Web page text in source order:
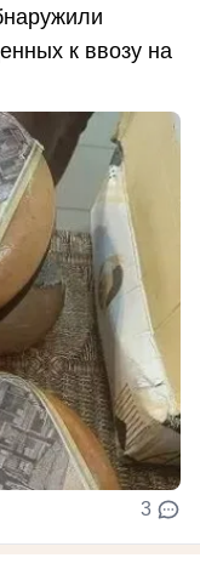
к ввозу на
3